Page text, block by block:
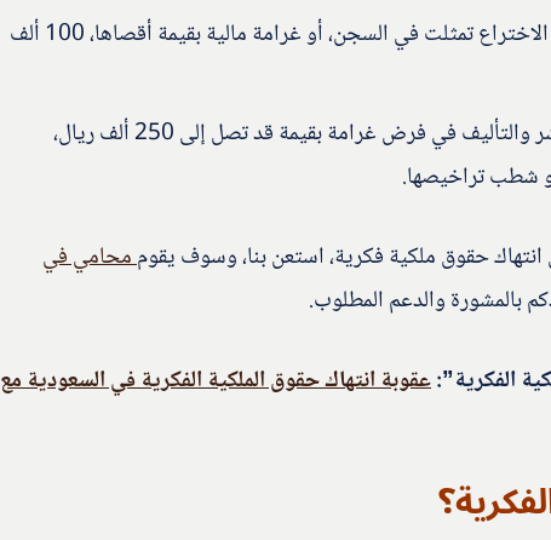
أما عقوبة انتهاك حقوق الملكية الفكرية لبراءات الاختراع تمثلت في السجن، أو غرامة مالية بقيمة أقصاها، 100 ألف
وجاءت عقوبة انتهاك حقوق الملكية الفكرية للنشر والتأليف في فرض غرامة بقيمة قد تصل إلى 250 ألف ريال،
شطب تراخيصها.
حقوق ملكية فكرية، استعن بنا، وسوف يقوممحامي في
بالمشورة والدعم المطلوب.
الفكرية”:عقوبة انتهاك حقوق الملكية الفكرية في السعودية مع